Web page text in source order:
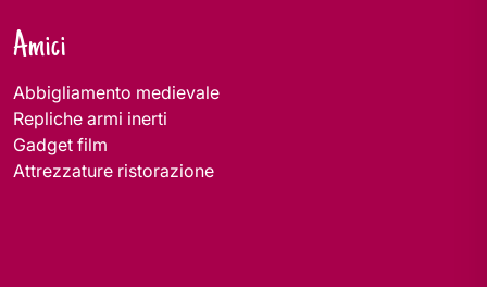
Amici
Abbigliamento medievale
Repliche armi inerti
Gadget film
Attrezzature ristorazione